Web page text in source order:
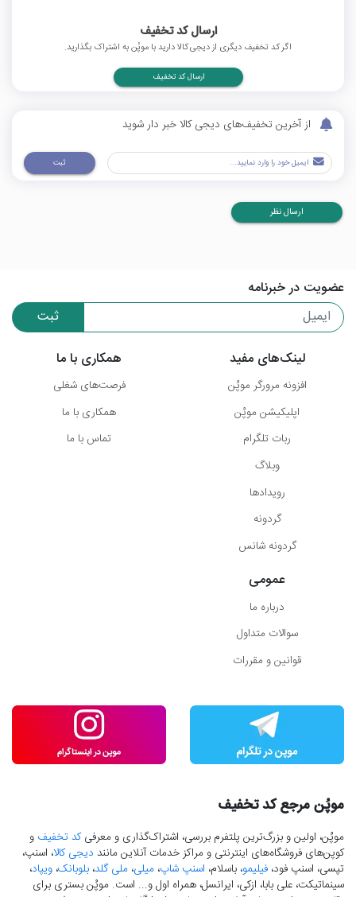
ارسال کد تخفیف
اگر کد تخفیف دیگری از دیجی کالا دارید با موپُن به اشتراک بگذارید.
ارسال کد تخفیف
از آخرین تخفیف‌های دیجی کالا خبر دار شوید
ثبت
ارسال نظر
عضویت در خبرنامه
ثبت
لینک‌های مفید
افزونه مرورگر موپُن
اپلیکیشن موپُن
ربات تلگرام
وبلاگ
رویدادها
گردونه
گردونه شانس
همکاری با ما
فرصت‌های شغلی
همکاری با ما
تماس با ما
عمومی
درباره ما
سوالات متداول
قوانین و مقررات
موپُن مرجع کد تخفیف
موپُن، اولین و بزرگ‌ترین پلتفرم بررسی، اشتراک‌گذاری و معرفیکد تخفیف و
کوپن‌های فروشگاه‌های اینترنتی و مراکز خدمات آنلاین مانند دیجی کالا، اسنپ،
تپسی، اسنپ فود، فیلیمو، باسلام، اسنپ شاپ، میلی، ملی گلد، بلوبانک، ویپاد،
سینماتیکت، علی بابا، ازکی، ایرانسل، همراه اول و... است. موپُن بستری برای